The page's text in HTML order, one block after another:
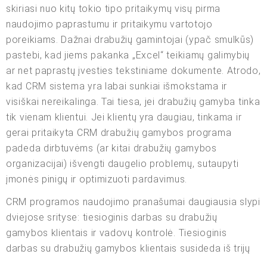
skiriasi nuo kitų tokio tipo pritaikymų visų pirma
naudojimo paprastumu ir pritaikymu vartotojo
poreikiams. Dažnai drabužių gamintojai (ypač smulkūs)
pastebi, kad jiems pakanka „Excel“ teikiamų galimybių
ar net paprastų įvesties tekstiniame dokumente. Atrodo,
kad CRM sistema yra labai sunkiai išmokstama ir
visiškai nereikalinga. Tai tiesa, jei drabužių gamyba tinka
tik vienam klientui. Jei klientų yra daugiau, tinkama ir
gerai pritaikyta CRM drabužių gamybos programa
padeda dirbtuvėms (ar kitai drabužių gamybos
organizacijai) išvengti daugelio problemų, sutaupyti
įmonės pinigų ir optimizuoti pardavimus.
CRM programos naudojimo pranašumai daugiausia slypi
dviejose srityse: tiesioginis darbas su drabužių
gamybos klientais ir vadovų kontrolė. Tiesioginis
darbas su drabužių gamybos klientais susideda iš trijų